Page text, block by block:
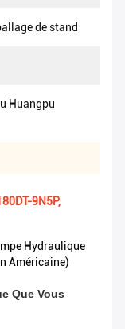
de stand
Huangpu
9N5P,
Hydraulique
Américaine)
Que Vous